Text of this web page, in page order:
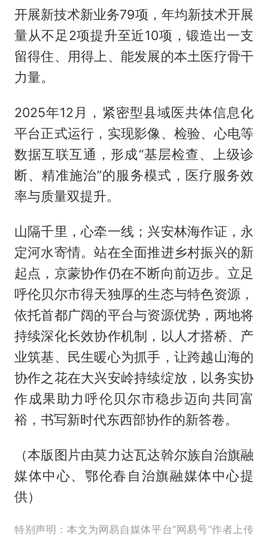
开展新技术新业务79项，年均新技术开展
量从不足2项提升至近10项，锻造出一支
留得住、用得上、能发展的本土医疗骨干
力量。
2025年12月，紧密型县域医共体信息化
平台正式运行，实现影像、检验、心电等
数据互联互通，形成“基层检查、上级诊
断、精准施治”的服务模式，医疗服务效
率与质量双提升。
山隔千里，心牵一线；兴安林海作证，永
定河水寄情。站在全面推进乡村振兴的新
起点，京蒙协作仍在不断向前迈步。立足
呼伦贝尔市得天独厚的生态与特色资源，
依托首都广阔的平台与资源优势，两地将
持续深化长效协作机制，以人才搭桥、产
业筑基、民生暖心为抓手，让跨越山海的
协作之花在大兴安岭持续绽放，以务实协
作成果助力呼伦贝尔市稳步迈向共同富
裕，书写新时代东西部协作的新答卷。
（本版图片由莫力达瓦达斡尔族自治旗融
媒体中心、鄂伦春自治旗融媒体中心提
供）
特别声明：本文为网易自媒体平台“网易号”作者上传